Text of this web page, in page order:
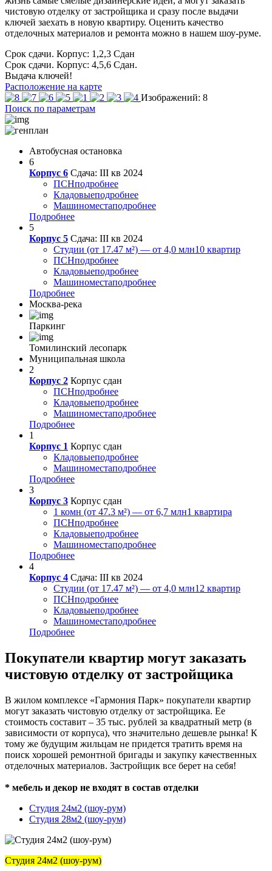
чистовую отделку от застройщика и сразу после выдачи
ключей заехать в новую квартиру. Оценить качество
отделочных материалов и ремонта можно в нашем шоу-руме.
Срок сдачи. Корпус: 1,2,3 Сдан
Срок сдачи. Корпус: 4,5,6 Сдан.
Выдача ключей!
Расположение на карте
Изображений: 8
Поиск по параметрам
Автобусная остановка
6
Корпус 6 Сдача: III кв 2024
ПСНподробнее
Кладовыеподробнее
Машиноместаподробнее
Подробнее
5
Корпус 5 Сдача: III кв 2024
Студии (от 17.47 м²) — от 4,0 млн10 квартир
ПСНподробнее
Кладовыеподробнее
Машиноместаподробнее
Подробнее
Москва-река
Паркинг
Томилинский лесопарк
Муниципальная школа
2
Корпус 2 Корпус сдан
ПСНподробнее
Кладовыеподробнее
Машиноместаподробнее
Подробнее
1
Корпус 1 Корпус сдан
Кладовыеподробнее
Машиноместаподробнее
Подробнее
3
Корпус 3 Корпус сдан
1 комн (от 47.3 м²) — от 6,7 млн1 квартира
ПСНподробнее
Кладовыеподробнее
Машиноместаподробнее
Подробнее
4
Корпус 4 Сдача: III кв 2024
Студии (от 17.47 м²) — от 4,0 млн12 квартир
ПСНподробнее
Кладовыеподробнее
Машиноместаподробнее
Подробнее
Покупатели квартир могут заказать
чистовую отделку от застройщика
В жилом комплексе «Гармония Парк» покупатели квартир
могут заказать чистовую отделку от застройщика. Ее
стоимость составит – 35 тыс. рублей за квадратный метр (в
зависимости от корпуса), что значительно дешевле рынка! К
тому же будущим жильцам не придется тратить время на
поиск хорошей ремонтной бригады и закупку качественных
отделочных материалов. Застройщик все берет на себя!
* мебель и декор не входят в состав отделки
Студия 24м2 (шоу-рум)
Студия 28м2 (шоу-рум)
Студия 24м2 (шоу-рум)